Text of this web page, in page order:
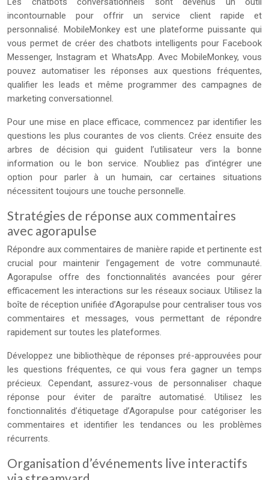
incontournable pour offrir un service client rapide et
personnalisé. MobileMonkey est une plateforme puissante qui
vous permet de créer des chatbots intelligents pour Facebook
Messenger, Instagram et WhatsApp. Avec MobileMonkey, vous
pouvez automatiser les réponses aux questions fréquentes,
qualifier les leads et même programmer des campagnes de
marketing conversationnel.
Pour une mise en place efficace, commencez par identifier les
questions les plus courantes de vos clients. Créez ensuite des
arbres de décision qui guident l’utilisateur vers la bonne
information ou le bon service. N’oubliez pas d’intégrer une
option pour parler à un humain, car certaines situations
nécessitent toujours une touche personnelle.
Stratégies de réponse aux commentaires
avec agorapulse
Répondre aux commentaires de manière rapide et pertinente est
crucial pour maintenir l’engagement de votre communauté.
Agorapulse offre des fonctionnalités avancées pour gérer
efficacement les interactions sur les réseaux sociaux. Utilisez la
boîte de réception unifiée d’Agorapulse pour centraliser tous vos
commentaires et messages, vous permettant de répondre
rapidement sur toutes les plateformes.
Développez une bibliothèque de réponses pré-approuvées pour
les questions fréquentes, ce qui vous fera gagner un temps
précieux. Cependant, assurez-vous de personnaliser chaque
réponse pour éviter de paraître automatisé. Utilisez les
fonctionnalités d’étiquetage d’Agorapulse pour catégoriser les
commentaires et identifier les tendances ou les problèmes
récurrents.
Organisation d’événements live interactifs